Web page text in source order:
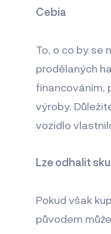
Cebia
To, o co by se
prodělaných
financováním,
výroby.
vozidlo
Lze odhalit
Pokud však
původem